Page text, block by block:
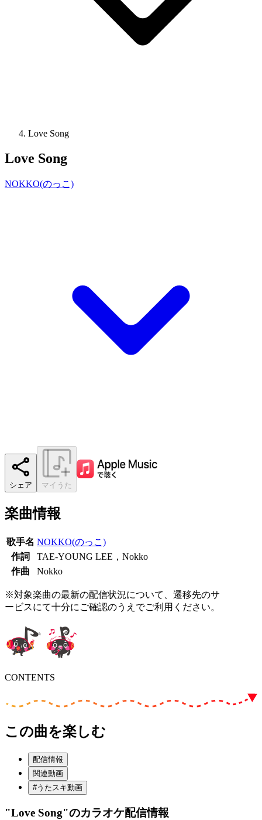
Love Song
Love Song
NOKKO(のっこ)
シェア マイうた
楽曲情報
歌手名 NOKKO(のっこ)
作詞
TAE-YOUNG LEE，Nokko
作曲
Nokko
※対象楽曲の最新の配信状況について、遷移先のサ
ービスにて十分にご確認のうえでご利用ください。
CONTENTS
この曲を楽しむ
配信情報
関連動画
#うたスキ動画
"Love Song"のカラオケ配信情報